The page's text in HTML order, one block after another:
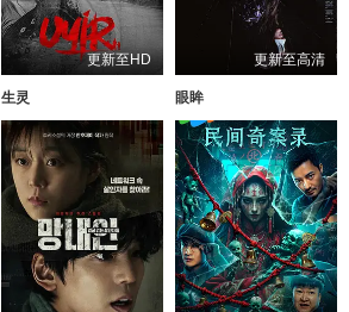
更新至HD
生灵
更新至高清
眼眸